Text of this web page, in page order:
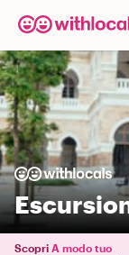
Scopri A modo tuo